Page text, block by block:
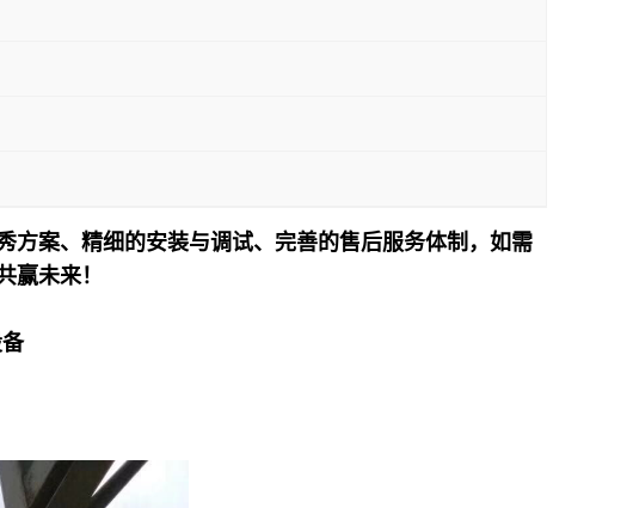
案、精细的安装与调试、完善的售后服务体制，如需
赢未来！